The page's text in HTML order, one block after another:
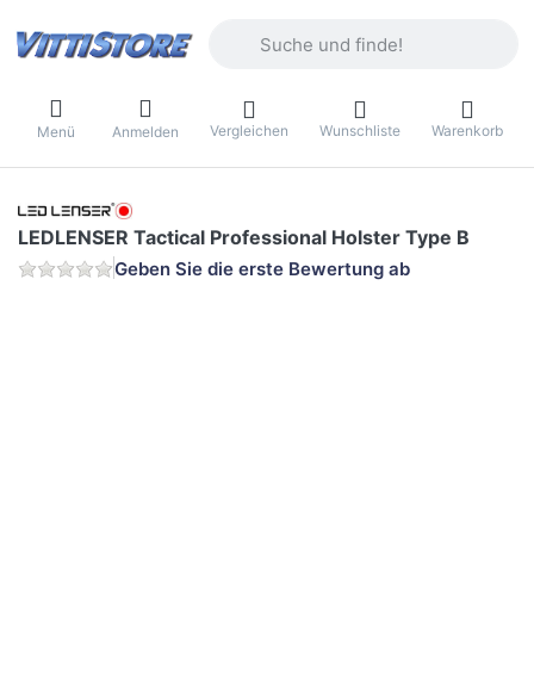
Menü Anmelden Vergleichen Wunschliste Warenkorb
LEDLENSER Tactical Professional Holster Type B
Geben Sie die erste Bewertung ab